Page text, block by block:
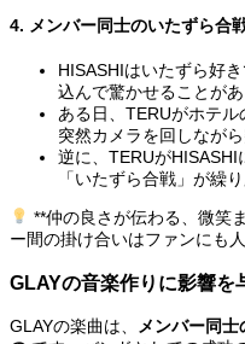
4. メンバー同士のいたずら合
HISASHIはいたずら好
込んで驚かせることがあ
ある日、TERUがホテ
突然カメラを回しながら
逆に、TERUがHISASHI
「いたずら合戦」が繰
**仲の良さが伝わる、微笑
ー間の掛け合いはファンにも人
GLAYの音楽作りに影響を
GLAYの楽曲は、 メンバー同士